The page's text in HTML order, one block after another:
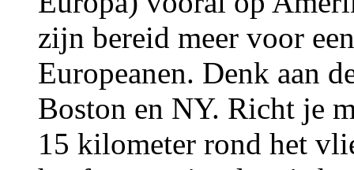
zijn bereid meer voor
Europeanen. Denk aan
Boston en NY. Richt je
15 kilometer rond het